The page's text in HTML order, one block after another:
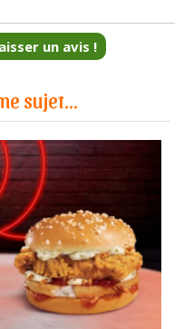
un avis !
sujet...